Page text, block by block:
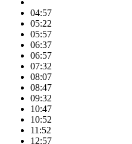
04:57
05:22
05:57
06:37
06:57
07:32
08:07
08:47
09:32
10:47
10:52
11:52
12:57